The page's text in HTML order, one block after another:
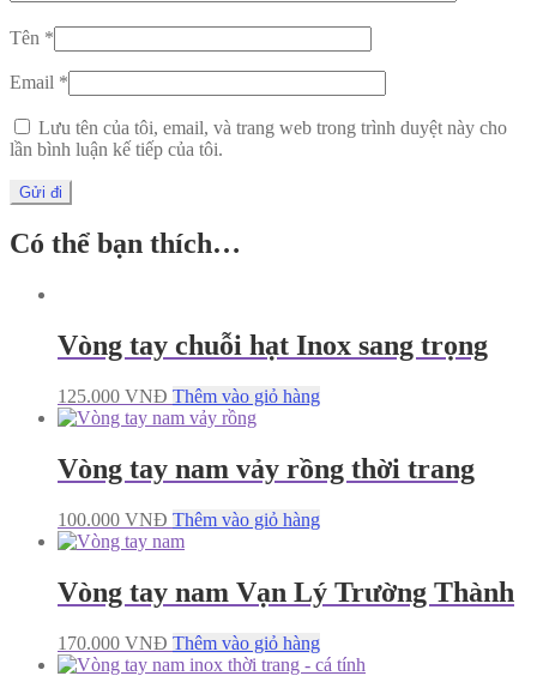
Tên *
Email *
Lưu tên của tôi, email, và trang web trong trình duyệt này cho
lần bình luận kế tiếp của tôi.
Có thể bạn thích…
Vòng tay chuỗi hạt Inox sang trọng
125.000 VNĐ Thêm vào giỏ hàng
Vòng tay nam vảy rồng thời trang
100.000 VNĐ Thêm vào giỏ hàng
Vòng tay nam Vạn Lý Trường Thành
170.000 VNĐ Thêm vào giỏ hàng